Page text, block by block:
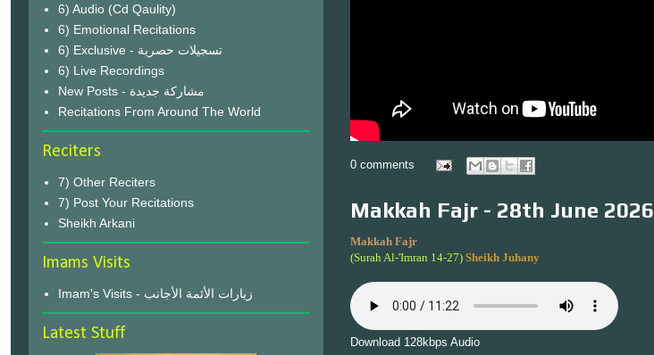
0 comments
Makkah Fajr - 28th June 2026
Makkah Fajr
(Surah Al-'Imran 14-27) Sheikh Juhany
Download 128kbps Audio
6) Audio (Cd Qaulity)
6) Emotional Recitations
6) Exclusive - تسجيلات حصرية
6) Live Recordings
New Posts - مشاركة جديدة
Recitations From Around The World
Reciters
7) Other Reciters
7) Post Your Recitations
Sheikh Arkani
Imams Visits
Imam's Visits - زيارات الأئمة الأجانب
Latest Stuff